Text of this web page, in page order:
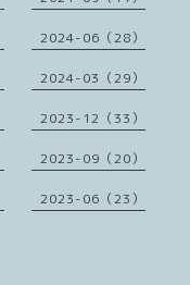
2024-06（28）
2024-03（29）
2023-12（33）
2023-09（20）
2023-06（23）